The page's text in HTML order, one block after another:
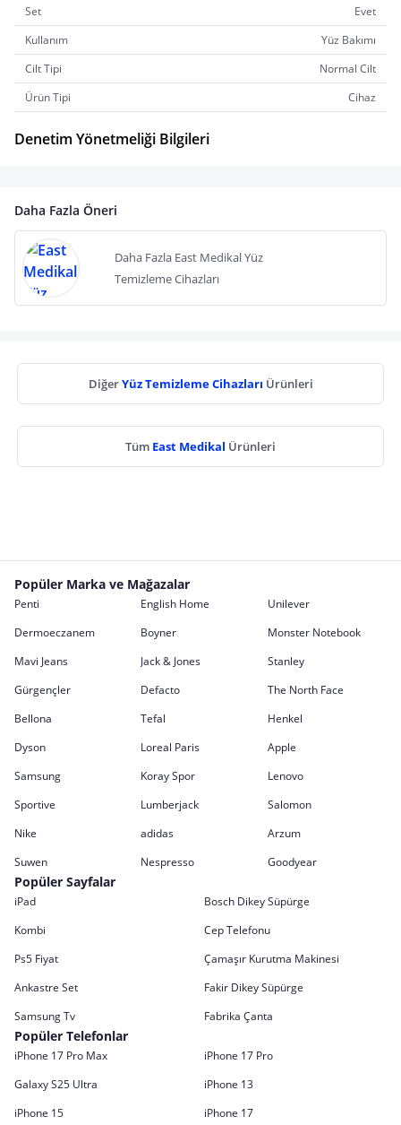
Set
Evet
Kullanım
Yüz Bakımı
Cilt Tipi
Normal Cilt
Ürün Tipi
Cihaz
Denetim Yönetmeliği Bilgileri
Daha Fazla Öneri
Daha Fazla East Medikal Yüz
Temizleme Cihazları
DiğerYüz Temizleme Cihazları Ürünleri
Tüm East Medikal Ürünleri
Popüler Marka ve Mağazalar
Penti English Home
Unilever
Dermoeczanem
Boyner
Monster Notebook
Mavi Jeans
Jack & Jones
Stanley
Gürgençler
Defacto
The North Face
Bellona
Tefal
Henkel
Dyson
Loreal Paris
Apple
Samsung
Koray Spor
Lenovo
Sportive
Lumberjack
Salomon
Nike
adidas
Arzum
Suwen
Nespresso Goodyear
Popüler Sayfalar
iPad
Bosch Dikey Süpürge
Kombi
Cep Telefonu
Ps5 Fiyat
Çamaşır Kurutma Makinesi
Ankastre Set
Fakir Dikey Süpürge
Samsung Tv
Fabrika Çanta
Popüler Telefonlar
iPhone 17 Pro Max
iPhone 17 Pro
Galaxy S25 Ultra
iPhone 13
iPhone 15
iPhone 17